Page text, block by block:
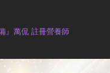
』萬侃 註冊營養師